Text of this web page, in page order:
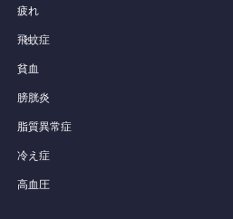
疲れ
飛蚊症
貧血
膀胱炎
脂質異常症
冷え症
高血圧